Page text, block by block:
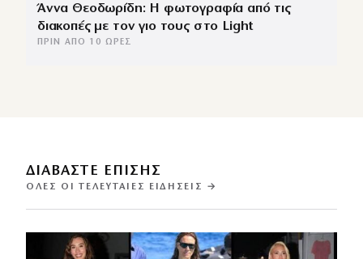
Άννα Θεοδωρίδη: Η φωτογραφία από τις
διακοπές με τον γιο τους στο Light
ΠΡΙΝ ΑΠΌ 10 ΏΡΕΣ
ΔΙΑΒΑΣΤΕ ΕΠΙΣΗΣ
ΌΛΕΣ ΟΙ ΤΕΛΕΥΤΑΊΕΣ ΕΙΔΉΣΕΙΣ →